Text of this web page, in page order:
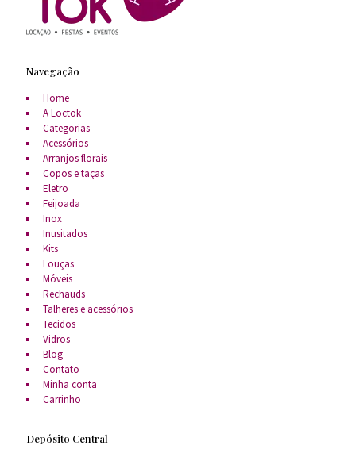
Navegação
Home
A Loctok
Categorias
Acessórios
Arranjos florais
Copos e taças
Eletro
Feijoada
Inox
Inusitados
Kits
Louças
Móveis
Rechauds
Talheres e acessórios
Tecidos
Vidros
Blog
Contato
Minha conta
Carrinho
Depósito Central